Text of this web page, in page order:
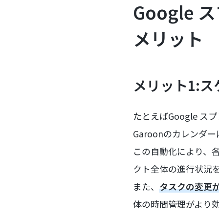
Google
メリット
メリット1:
たとえばGoogle ス
Garoonのカレンダ
この自動化により、
クト全体の進行状況
また、 タスクの変更
体の時間管理がより